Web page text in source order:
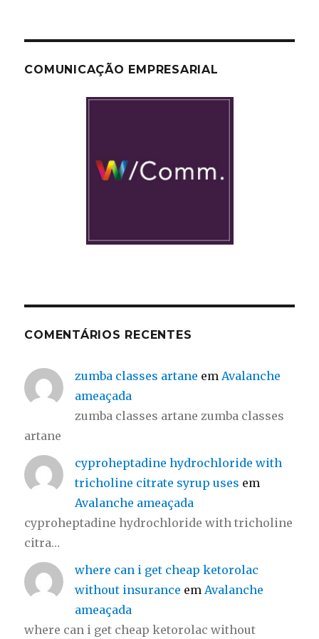
COMUNICAÇÃO EMPRESARIAL
COMENTÁRIOS RECENTES
zumba classes artane em Avalanche
ameaçada
zumba classes artane zumba classes
artane
cyproheptadine hydrochloride with
tricholine citrate syrup uses em
Avalanche ameaçada
cyproheptadine hydrochloride with tricholine
citra…
where can i get cheap ketorolac
without insurance em Avalanche
ameaçada
where can i get cheap ketorolac without